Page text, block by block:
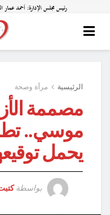
الرئيسية مرأة وصحة
مصممة
موسي..
يحمل
بواسطة